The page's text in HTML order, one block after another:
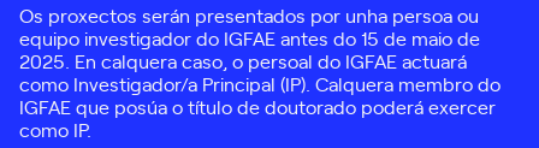
Os proxectos serán presentados por unha persoa ou
equipo investigador do IGFAE antes do 15 de maio de
2025. En calquera caso, o persoal do IGFAE actuará
como Investigador/a Principal (IP). Calquera membro do
IGFAE que posúa o título de doutorado poderá exercer
como IP.